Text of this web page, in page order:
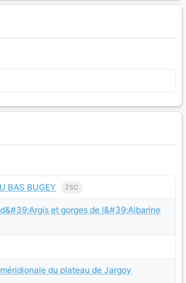
BAS BUGEY ZSC
et gorges de l&#39;Albarine
du plateau de Jargoy